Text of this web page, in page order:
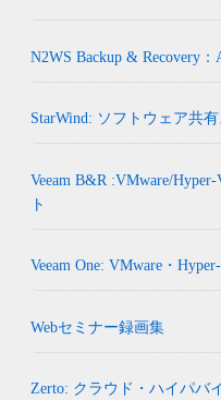
N2WS Backup & Recovery
StarWind: ソフトウェア共
Veeam B&R :VMware/
ト
Veeam One: VMware・
Webセミナー録画集
Zerto: クラウド・ハイパバ